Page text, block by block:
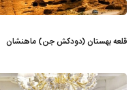
قلعه بهستان (دودکش جن) ماهنشان